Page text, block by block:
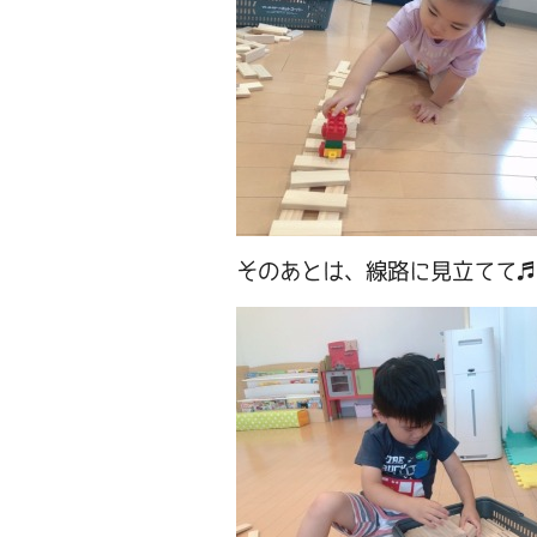
そのあとは、線路に見立てて